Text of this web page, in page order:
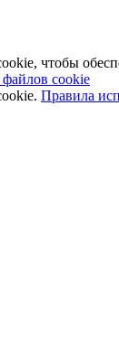
чтобы
cookie
Правила